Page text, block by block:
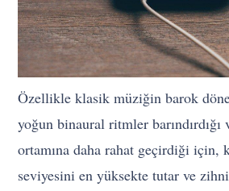
Özellikle klasik müziğin barok
yoğun binaural ritmler
ortamına daha rahat geçirdiği için,
seviyesini en yüksekte tutar ve